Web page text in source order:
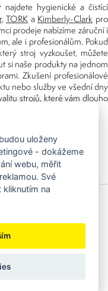
najdete hygienické a čistící
,TORK a Kimberly-Clark pro
prodeje nabízíme záruční i
ale i profesionálům. Pokud
stroj vyzkoušet, můžete
si naše produkty na jednom
Zkušení profesionálové
nebo služby ve všední dny
strojů, které vám dlouho
uloženy
- dokážeme
webu, měřit
Své
kliknutím na